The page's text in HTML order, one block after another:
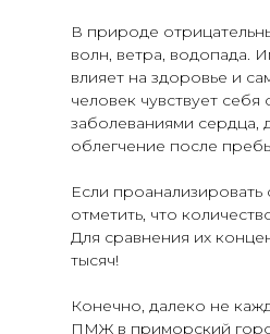
В природе
волн, ветра, водопада.
влияет на здоровье и
человек чувствует
заболеваниями сердца,
облегчение после
Если
отметить, что
Для сравнения их
тысяч!
Конечно, далеко не
ПМЖ в приморский